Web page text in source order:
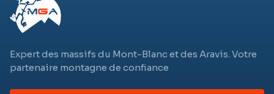
Expert des massifs du Mont-Blanc et des Aravis. Votre
partenaire montagne de confiance